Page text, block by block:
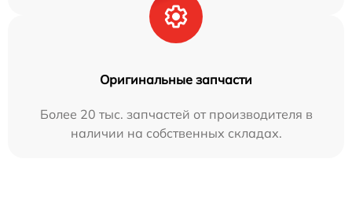
Оригинальные запчасти
Более 20 тыс. запчастей от производителя в
наличии на собственных складах.